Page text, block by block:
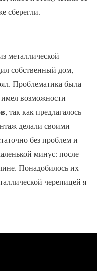
сберегли.
металлической
собственный дом,
Проблематика была
имел возможности
, так как предлагалось
делали своими
без проблем и
минус: после
Понадобилось их
черепицей я